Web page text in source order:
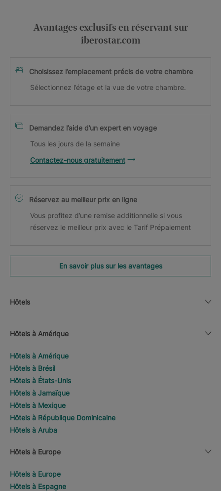
Avantages exclusifs en réservant sur
iberostar.com
Choisissez l’emplacement précis de votre chambre
Sélectionnez l’étage et la vue de votre chambre.
Demandez l’aide d’un expert en voyage
Tous les jours de la semaine
Contactez-nous gratuitement
Réservez au meilleur prix en ligne
Vous profitez d’une remise additionnelle si vous
réservez le meilleur prix avec le Tarif Prépaiement
En savoir plus sur les avantages
Hôtels
Hôtels à Amérique
Hôtels à Amérique
Hôtels à Brésil
Hôtels à États-Unis
Hôtels à Jamaïque
Hôtels à Mexique
Hôtels à République Dominicaine
Hôtels à Aruba
Hôtels à Europe
Hôtels à Europe
Hôtels à Espagne